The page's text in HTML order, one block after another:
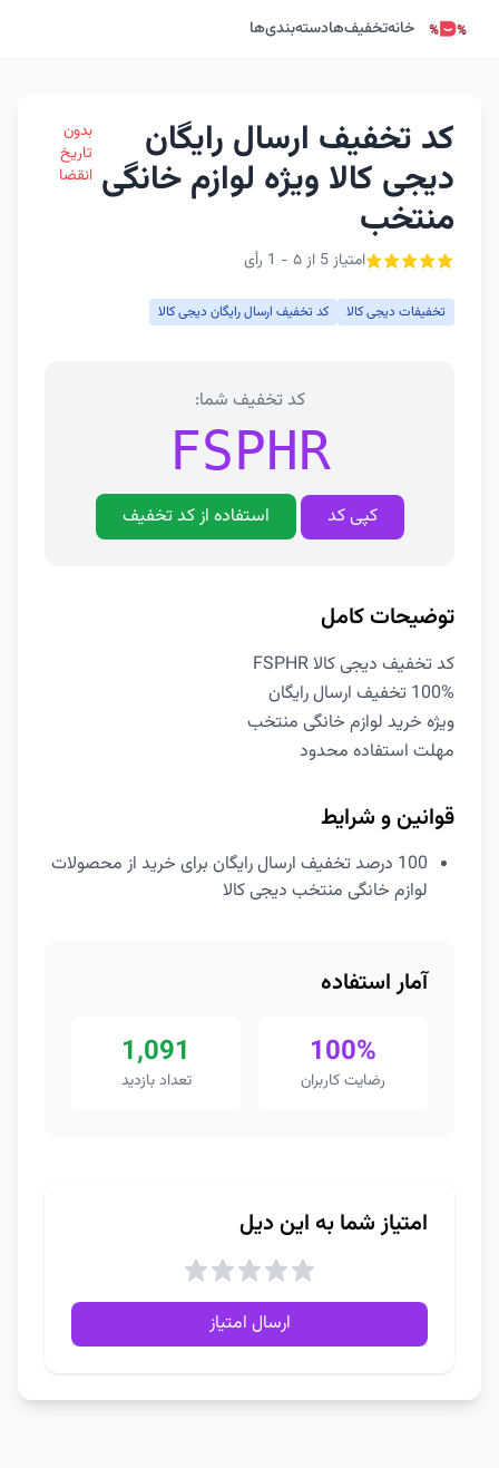
خانهتخفیف‌هادسته‌بندی‌ها
کد تخفیف ارسال رایگان
دیجی کالا ویژه لوازم خانگی
منتخب
امتیاز 5 از ۵ - 1 رأی
بدون
تاریخ
انقضا
تخفیفات دیجی کالا کد تخفیف ارسال رایگان دیجی کالا
کد تخفیف شما:
FSPHR
کپی کد استفاده از کد تخفیف
توضیحات کامل
کد تخفیف دیجی کالا FSPHR
100% تخفیف ارسال رایگان
ویژه خرید لوازم خانگی منتخب
مهلت استفاده محدود
قوانین و شرایط
100 درصد تخفیف ارسال رایگان برای خرید از محصولات
لوازم خانگی منتخب دیجی کالا
آمار استفاده
100%
رضایت کاربران
1,091
تعداد بازدید
امتیاز شما به این دیل
ارسال امتیاز